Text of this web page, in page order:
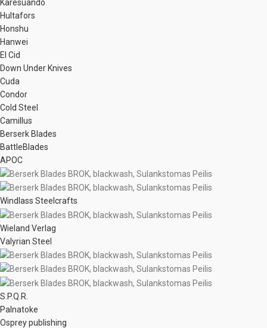
Karesuando
Hultafors
Honshu
Hanwei
El Cid
Down Under Knives
Cuda
Condor
Cold Steel
Camillus
Berserk Blades
BattleBlades
APOC
Windlass Steelcrafts
Wieland Verlag
Valyrian Steel
S.P.Q.R.
Palnatoke
Osprey publishing